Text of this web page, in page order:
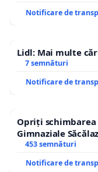
Notificare de
Lidl: Mai multe
7 semnături
Notificare de
Opriți
Gimnaziale Săcălaz
453 semnături
Notificare de